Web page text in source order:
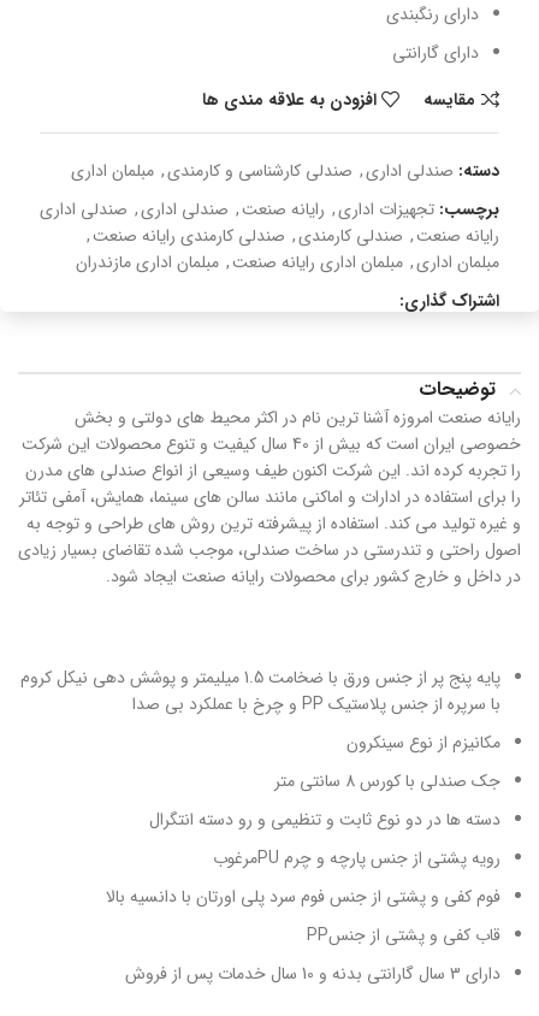
دارای رنگبندی
دارای گارانتی
مقایسه
افزودن به علاقه مندی ها
دسته: صندلی اداری, صندلی کارشناسی و کارمندی, مبلمان اداری
برچسب: تجهیزات اداری, رایانه صنعت, صندلی اداری, صندلی اداری
رایانه صنعت, صندلی کارمندی, صندلی کارمندی رایانه صنعت,
مبلمان اداری, مبلمان اداری رایانه صنعت, مبلمان اداری مازندران
اشتراک گذاری:
توضیحات
رايانه صنعت امروزه آشنا ترين نام در اکثر محيط های دولتی و بخش
خصوصی ايران است که بيش از 40 سال کيفيت و تنوع محصولات اين شرکت
را تجربه کرده اند. اين شرکت اکنون طيف وسيعی از انواع صندلی های مدرن
را برای استفاده در ادارات و اماکنی مانند سالن های سينما، همايش، آمفی تئاتر
و غيره توليد می کند. استفاده از پيشرفته ترين روش های طراحی و توجه به
اصول راحتی و تندرستی در ساخت صندلی، موجب شده تقاضای بسيار زیادی
در داخل و خارج کشور برای محصولات رايانه صنعت ايجاد شود.
پایه پنج پر از جنس ورق با ضخامت 1.5 میلیمتر و پوشش دهی نیکل کروم
با سرپره از جنس پلاستیک PP و چرخ با عملکرد بی صدا
مکانیزم از نوع سینکرون
جک صندلی با کورس 8 سانتی متر
دسته ها در دو نوع ثابت و تنظیمی و رو دسته انتگرال
رویه پشتی از جنس پارچه و چرم PUمرغوب
فوم کفی و پشتی از جنس فوم سرد پلی اورتان با دانسیه بالا
قاب کفی و پشتی از جنسPP
دارای 3 سال گارانتی بدنه و 10 سال خدمات پس از فروش